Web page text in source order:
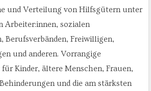
und Verteilung von Hilfsgütern unter
Arbeiter:innen, sozialen
Berufsverbänden, Freiwilligen,
und anderen. Vorrangige
Kinder, ältere Menschen, Frauen,
und die am stärksten